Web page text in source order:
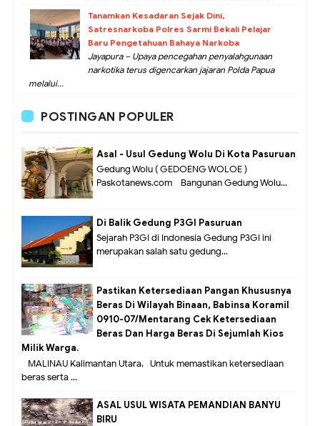
Tanamkan Kesadaran Sejak Dini,
Satresnarkoba Polres Sarmi Bekali Pelajar
Baru Pengetahuan Bahaya Narkoba
Jayapura – Upaya pencegahan penyalahgunaan
narkotika terus digencarkan jajaran Polda Papua
melalui...
POSTINGAN POPULER
Asal - Usul Gedung Wolu Di Kota Pasuruan
Gedung Wolu ( GEDOENG WOLOE )
Paskotanews.com - Bangunan Gedung Wolu...
Di Balik Gedung P3GI Pasuruan
Sejarah P3GI di Indonesia Gedung P3GI ini
merupakan salah satu gedung...
Pastikan Ketersediaan Pangan Khususnya
Beras Di Wilayah Binaan, Babinsa Koramil
0910-07/Mentarang Cek Ketersediaan
Beras Dan Harga Beras Di Sejumlah Kios
Milik Warga.
MALINAU Kalimantan Utara,- Untuk memastikan ketersediaan
beras serta ...
ASAL USUL WISATA PEMANDIAN BANYU
BIRU